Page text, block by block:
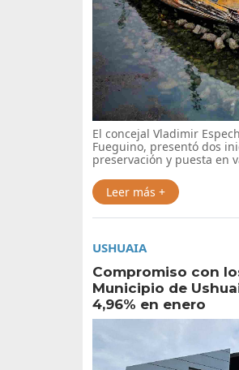
El concejal Vladimir
Fueguino, presentó dos
preservación y puesta en
Leer más +
USHUAIA
Compromiso con
Municipio de
4,96% en enero